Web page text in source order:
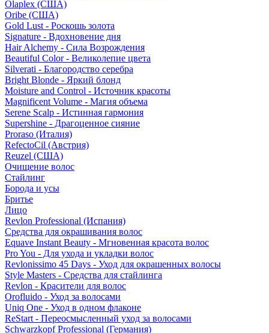
Olaplex (США)
Oribe (США)
Gold Lust - Роскошь золота
Signature - Вдохновение дня
Hair Alchemy - Сила Возрождения
Beautiful Color - Великолепие цвета
Silverati - Благородство серебра
Bright Blonde - Яркий блонд
Moisture and Control - Источник красоты
Magnificent Volume - Магия объема
Serene Scalp - Истинная гармония
Supershine - Драгоценное сияние
Proraso (Италия)
RefectoCil (Австрия)
Reuzel (США)
Очищение волос
Стайлинг
Борода и усы
Бритье
Лицо
Revlon Professional (Испания)
Средства для окрашивания волос
Equave Instant Beauty - Мгновенная красота волос
Pro You - Для ухода и укладки волос
Revlonissimo 45 Days - Уход для окрашенных волосы
Style Masters - Средства для стайлинга
Revlon - Красители для волос
Orofluido - Уход за волосами
Uniq One - Уход в одном флаконе
ReStart - Переосмысленный уход за волосами
Schwarzkopf Professional (Германия)